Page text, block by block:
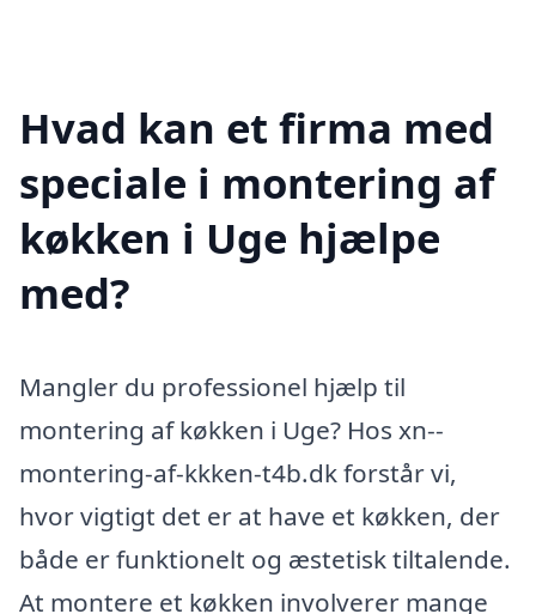
Hvad kan et firma med
speciale i montering af
køkken i Uge hjælpe
med?
Mangler du professionel hjælp til
montering af køkken i Uge? Hos xn--
montering-af-kkken-t4b.dk forstår vi,
hvor vigtigt det er at have et køkken, der
både er funktionelt og æstetisk tiltalende.
At montere et køkken involverer mange